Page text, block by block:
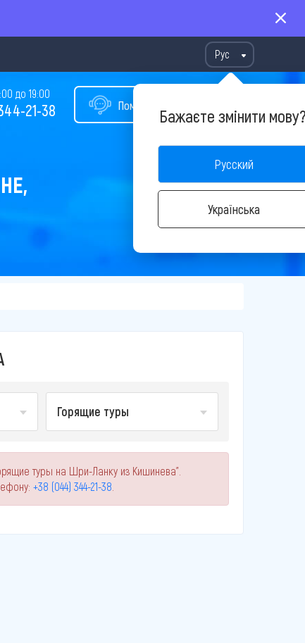
Рус
Бажаєте змінити
Русский
Українська
Помощь в подборе тура
до 19:00
21-38
Горящие туры
туры на Шри-Ланку из Кишинева".
+38 (044) 344-21-38